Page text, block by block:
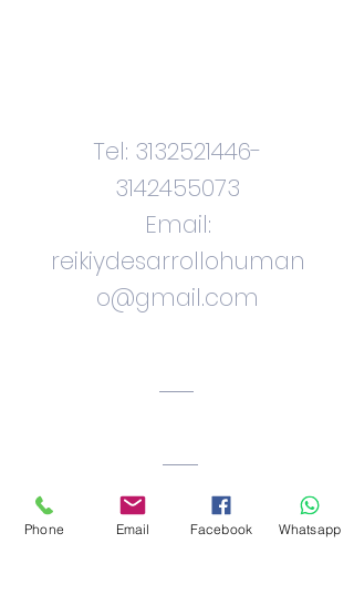
Tel: 3132521446-
3142455073
Email:
reikiydesarrollohuman
o@gmail.com
Phone Email Facebook Whatsapp